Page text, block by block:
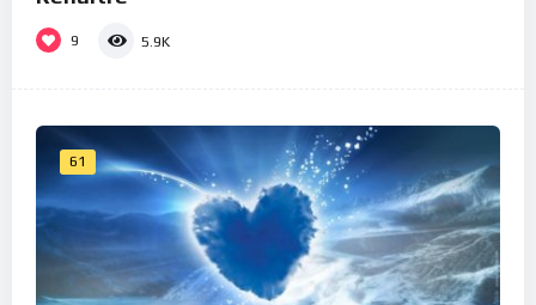
9 5.9K
61